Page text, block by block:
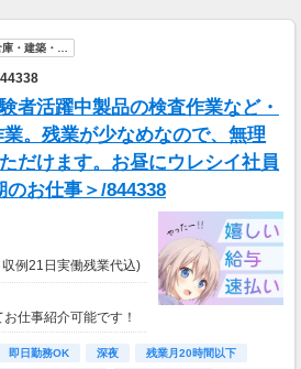
・建築・…
者活躍中製品の検査作業など・
。残業が少なめなので、無理
だけます。お昼にウレシイ社員
お仕事＞/844338
例21日実働残業代込)
仕事紹介可能です！
即日勤務OK 深夜
残業月20時間以下